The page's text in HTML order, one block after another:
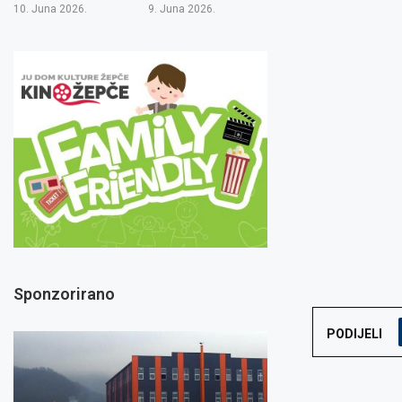
PODIJELI
10. Juna 2026. 9. Juna 2026.
Sponzorirano